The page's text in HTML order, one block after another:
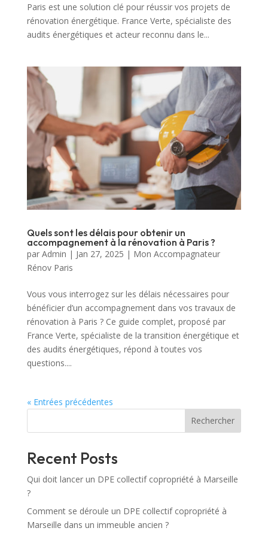
Paris est une solution clé pour réussir vos projets de
rénovation énergétique. France Verte, spécialiste des
audits énergétiques et acteur reconnu dans le...
Quels sont les délais pour obtenir un
accompagnement à la rénovation à Paris ?
par Admin | Jan 27, 2025 | Mon Accompagnateur
Rénov Paris
Vous vous interrogez sur les délais nécessaires pour
bénéficier d’un accompagnement dans vos travaux de
rénovation à Paris ? Ce guide complet, proposé par
France Verte, spécialiste de la transition énergétique et
des audits énergétiques, répond à toutes vos
questions....
« Entrées précédentes
Rechercher
Recent Posts
Qui doit lancer un DPE collectif copropriété à Marseille
?
Comment se déroule un DPE collectif copropriété à
Marseille dans un immeuble ancien ?